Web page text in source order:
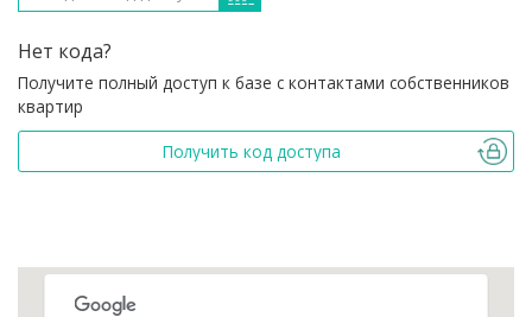
Нет кода?
Получите полный доступ к базе с контактами собственников
квартир
Получить код доступа